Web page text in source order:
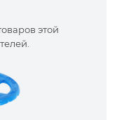
этой